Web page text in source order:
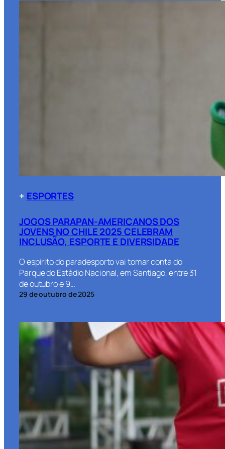
+ ESPORTES
JOGOS PARAPAN-AMERICANOS DOS
JOVENS NO CHILE 2025 CELEBRAM
INCLUSÃO, ESPORTE E DIVERSIDADE
O espírito do paradesporto vai tomar conta do
Parque do Estádio Nacional, em Santiago, entre 31
de outubro e 9…
29 de outubro de 2025